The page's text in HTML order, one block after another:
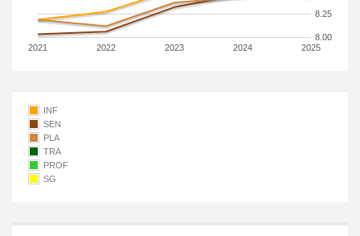
2021 2022 2023 2024 2025
8.00
8.25
INF
SEN
PLA
TRA
PROF
SG